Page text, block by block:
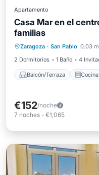
Apartamento
Casa Mar en el
familias
Zaragoza · San Pablo 0.03
2 Dormitorios
1 Baño 4
Balcón/Terraza Cocina
Aire
€152/noche
7 noches - €1,065